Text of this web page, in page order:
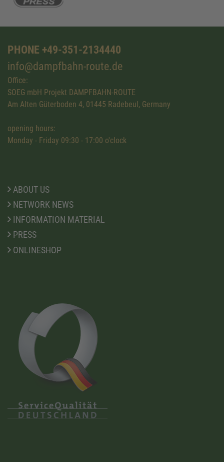
PHONE +49-351-2134440
info@dampfbahn-route.de
Office:
SOEG mbH Projekt DAMPFBAHN-ROUTE
Am Alten Güterboden 4, 01445 Radebeul, Germany
opening hours:
Monday - Friday 09:30 - 17:00 o'clock
ABOUT US
NETWORK NEWS
INFORMATION MATERIAL
PRESS
ONLINESHOP